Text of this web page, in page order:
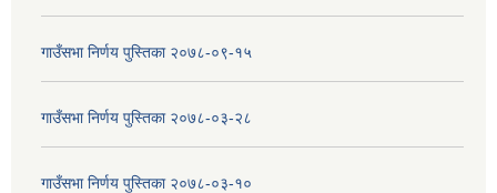
गाउँसभा निर्णय पुस्तिका २०७८-०९-१५
गाउँसभा निर्णय पुस्तिका २०७८-०३-२८
गाउँसभा निर्णय पुस्तिका २०७८-०३-१०